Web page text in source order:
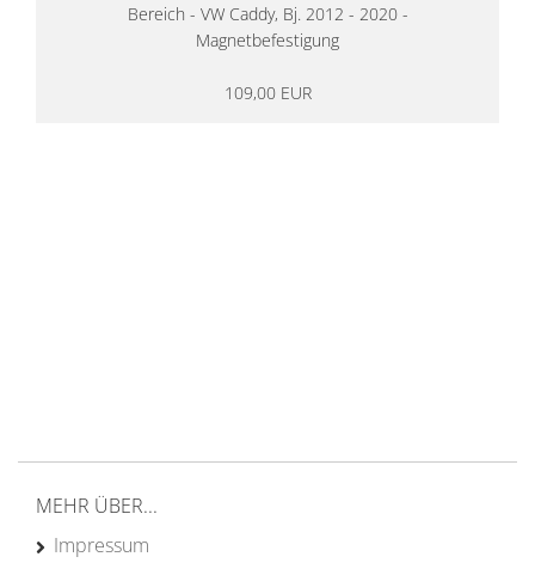
Bereich - VW Caddy, Bj. 2012 - 2020 -
Magnetbefestigung
109,00 EUR
MEHR ÜBER...
Impressum